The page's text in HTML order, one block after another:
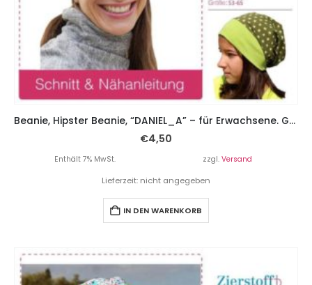
Beanie, Hipster Beanie, “DANIEL_A” – für Erwachsene. Gr. 53 – 65
€4,50
Enthält 7% MwSt. zzgl. Versand
Lieferzeit: nicht angegeben
IN DEN WARENKORB